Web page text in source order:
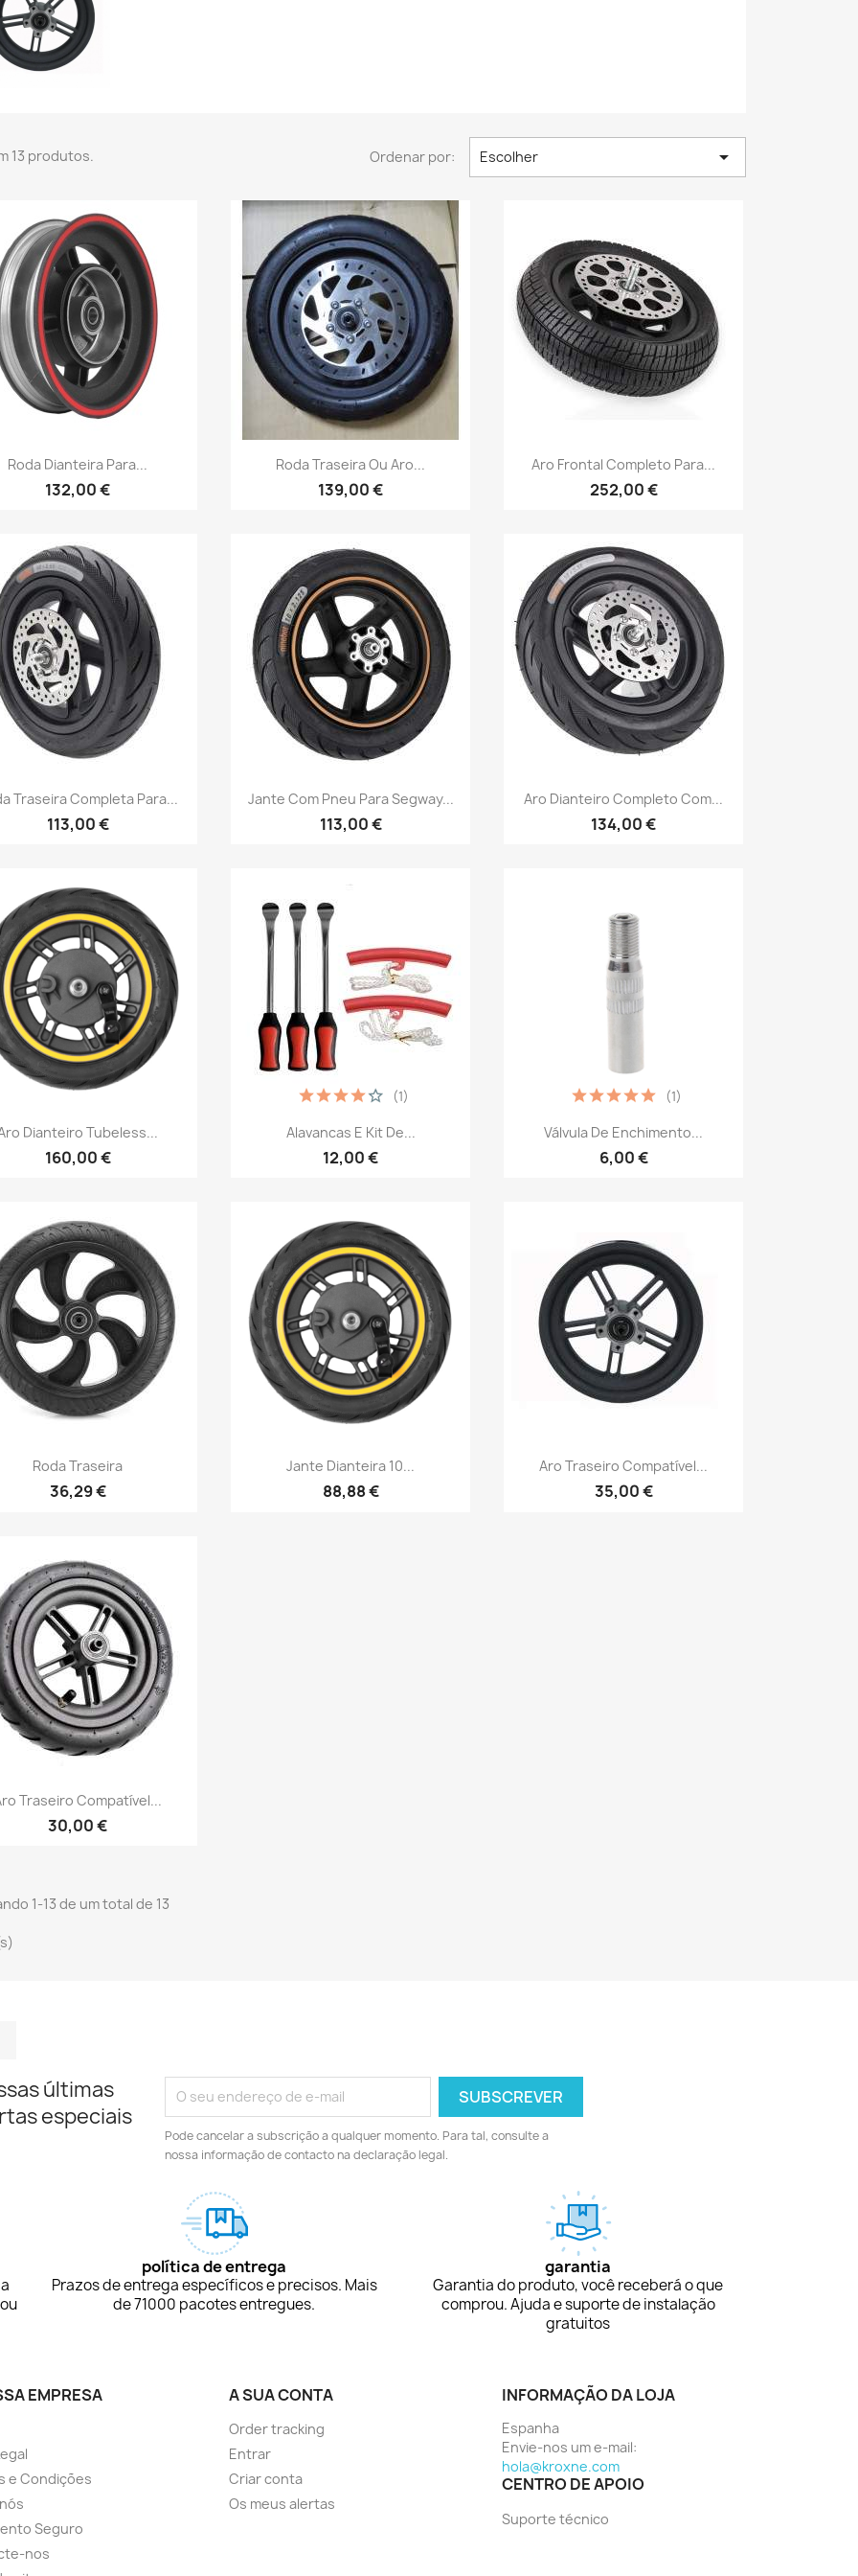
13 produtos. Ordenar por: Escolher 
Vista rápida
Roda Dianteira Para...
132,00 €
Vista rápida
Roda Traseira Ou Aro...
139,00 €
Vista rápida
Aro Frontal Completo Para...
252,00 €
Vista rápida
Traseira Completa Para...
113,00 €
Vista rápida
Jante Com Pneu Para Segway...
113,00 €
Vista rápida
Aro Dianteiro Completo Com...
134,00 €
Vista rápida
Dianteiro Tubeless...
160,00 €
Vista rápida
Alavancas E Kit De...
12,00 €
(1)
Vista rápida
Válvula De Enchimento...
6,00 €
(1)
Vista rápida
Roda Traseira
36,29 €
Vista rápida
Jante Dianteira 10...
88,88 €
Vista rápida
Aro Traseiro Compatível...
35,00 €
Vista rápida
Traseiro Compatível...
30,00 €
1-13 de um total de 13
últimas
especiais
Pode cancelar a subscrição a qualquer momento. Para tal, consulte a
nossa informação de contacto na declaração legal.
política de entrega
Prazos de entrega específicos e precisos. Mais
de 71000 pacotes entregues.
garantia
Garantia do produto, você receberá o que
comprou. Ajuda e suporte de instalação
gratuitos
EMPRESA
e Condições
Seguro
nos
A SUA CONTA
Order tracking
Entrar
Criar conta
Os meus alertas
INFORMAÇÃO DA LOJA
Espanha
Envie-nos um e-mail:
hola@kroxne.com
CENTRO DE APOIO
Suporte técnico